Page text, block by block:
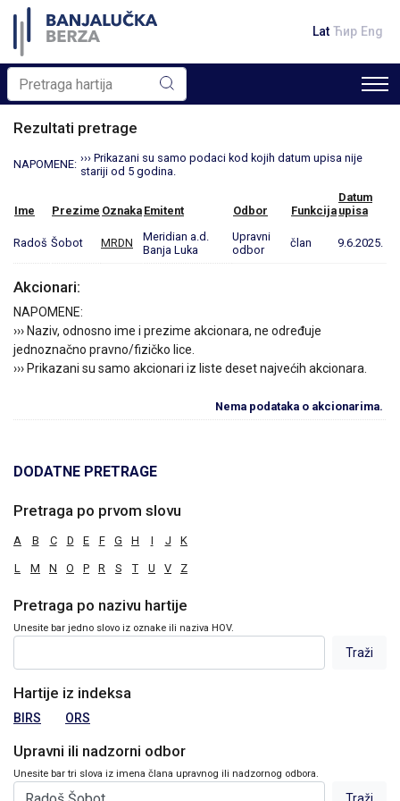
Lat Ћир Eng
Rezultati pretrage
NAPOMENE: ››› Prikazani su samo podaci kod kojih datum upisa nije
stariji od 5 godina.
Ime Prezime Oznaka Emitent Odbor Funkcija
Datum
upisa
Radoš Šobot MRDN
Meridian a.d.
Banja Luka
Upravni
odbor
član 9.6.2025.
Akcionari:
NAPOMENE:
››› Naziv, odnosno ime i prezime akcionara, ne određuje
jednoznačno pravno/fizičko lice.
››› Prikazani su samo akcionari iz liste deset najvećih akcionara.
Nema podataka o akcionarima.
DODATNE PRETRAGE
Pretraga po prvom slovu
A B C D E F G H I J K
L M N O P R S T U V Z
Pretraga po nazivu hartije
Unesite bar jedno slovo iz oznake ili naziva HOV.
Hartije iz indeksa
BIRS ORS
Upravni ili nadzorni odbor
Unesite bar tri slova iz imena člana upravnog ili nadzornog odbora.